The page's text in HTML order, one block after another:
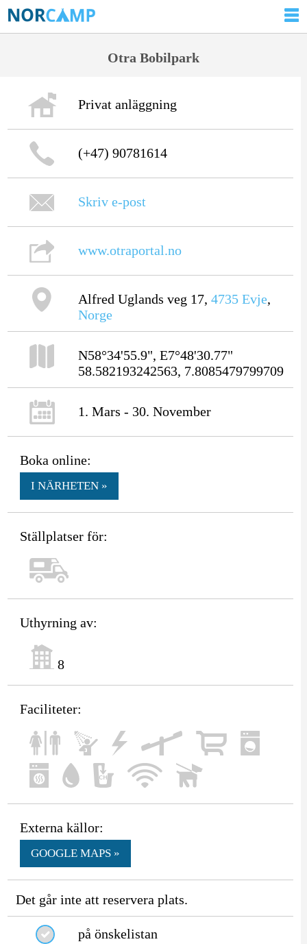
Otra Bobilpark
Privat anläggning
(+47) 90781614
Skriv e-post
www.otraportal.no
Alfred Uglands veg 17, 4735 Evje,
Norge
N58°34'55.9", E7°48'30.77"
58.582193242563, 7.8085479799709
1. Mars - 30. November
Boka online:
I NÄRHETEN »
Ställplatser för:
Uthyrning av:
8
Faciliteter:
Externa källor:
GOOGLE MAPS »
Det går inte att reservera plats.
på önskelistan